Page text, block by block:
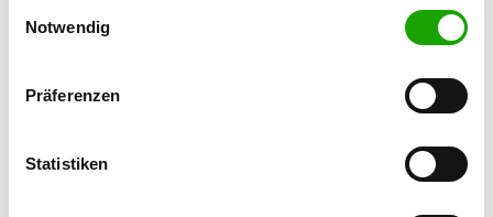
Cookies, wenn Sie unsere Webseite weiterhin nutzen.
Notwendig
Präferenzen
Statistiken
93167 Falkenstein
OG - Katzdorf und Umgebung